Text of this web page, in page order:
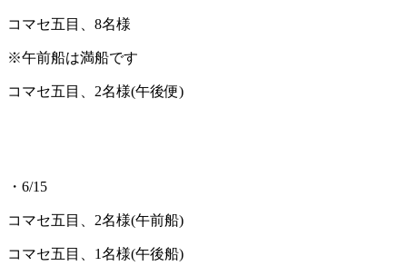
コマセ五目、8名様
※午前船は満船です
コマセ五目、2名様(午後便)
・6/15
コマセ五目、2名様(午前船)
コマセ五目、1名様(午後船)